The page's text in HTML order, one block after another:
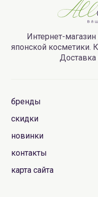
Интернет-
японской косметики.
Доставка
бренды
скидки
новинки
контакты
карта сайта